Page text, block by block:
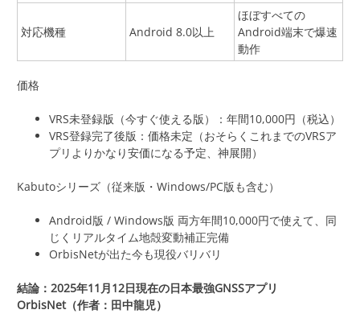
対応機種 Android 8.0以上
ほぼすべての
Android端末で爆速
動作
価格
VRS未登録版（今すぐ使える版）：年間10,000円（税込）
VRS登録完了後版：価格未定（おそらくこれまでのVRSア
プリよりかなり安価になる予定、神展開）
Kabutoシリーズ（従来版・Windows/PC版も含む）
Android版 / Windows版 両方年間10,000円で使えて、同
じくリアルタイム地殻変動補正完備
OrbisNetが出た今も現役バリバリ
結論：2025年11月12日現在の日本最強GNSSアプリ
OrbisNet（作者：田中龍児）